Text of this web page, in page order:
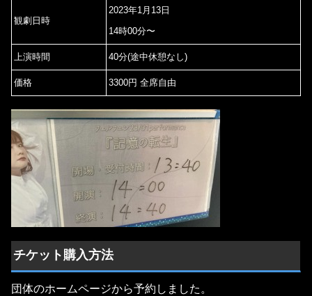
観劇日時
2023年1月13日
14時00分〜
上演時間 40分(途中休憩なし)
価格 3300円 全席自由
チケット購入方法
団体のホームページから予約しました。